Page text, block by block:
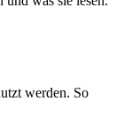
werden. So